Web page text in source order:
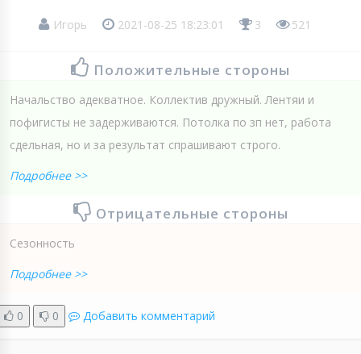
Игорь 2021-08-25 18:23:01 3 521
Положительные стороны
Начальство адекватное. Коллектив дружный. Лентяи и
пофигисты не задерживаются. Потолка по зп нет, работа
сдельная, но и за результат спрашивают строго.
Подробнее >>
Отрицательные стороны
Сезонность
Подробнее >>
0 0 Добавить комментарий